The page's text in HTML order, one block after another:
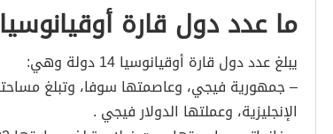
ما عدد دول قارة أوقيانوسيا
يبلغ عدد دول قارة أوقيانوسيا 14 دولة وهي:
الإنجليزية، وعملتها الدولار فيجي .